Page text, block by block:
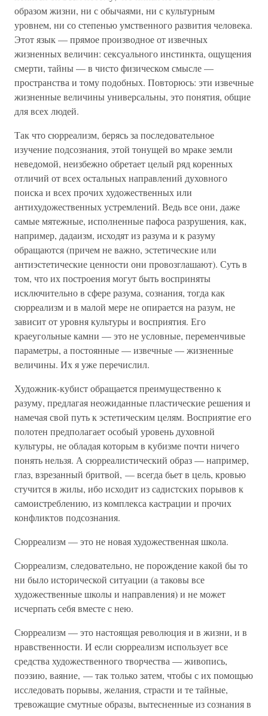
образом жизни, ни с обычаями, ни с культурным
уровнем, ни со степенью умственного развития человека.
Этот язык — прямое производное от извечных
жизненных величин: сексуального инстинкта, ощущения
смерти, тайны — в чисто физическом смысле —
пространства и тому подобных. Повторюсь: эти извечные
жизненные величины универсальны, это понятия, общие
для всех людей.
Так что сюрреализм, берясь за последовательное
изучение подсознания, этой тонущей во мраке земли
неведомой, неизбежно обретает целый ряд коренных
отличий от всех остальных направлений духовного
поиска и всех прочих художественных или
антихудожественных устремлений. Ведь все они, даже
самые мятежные, исполненные пафоса разрушения, как,
например, дадаизм, исходят из разума и к разуму
обращаются (причем не важно, эстетические или
антиэстетические ценности они провозглашают). Суть в
том, что их построения могут быть восприняты
исключительно в сфере разума, сознания, тогда как
сюрреализм и в малой мере не опирается на разум, не
зависит от уровня культуры и восприятия. Его
краеугольные камни — это не условные, переменчивые
параметры, а постоянные — извечные — жизненные
величины. Их я уже перечислил.
Художник-кубист обращается преимущественно к
разуму, предлагая неожиданные пластические решения и
намечая свой путь к эстетическим целям. Восприятие его
полотен предполагает особый уровень духовной
культуры, не обладая которым в кубизме почти ничего
понять нельзя. А сюрреалистический образ — например,
глаз, взрезанный бритвой, — всегда бьет в цель, кровью
стучится в жилы, ибо исходит из садистских порывов к
самоистреблению, из комплекса кастрации и прочих
конфликтов подсознания.
Сюрреализм — это не новая художественная школа.
Сюрреализм, следовательно, не порождение какой бы то
ни было исторической ситуации (а таковы все
художественные школы и направления) и не может
исчерпать себя вместе с нею.
Сюрреализм — это настоящая революция и в жизни, и в
нравственности. И если сюрреализм использует все
средства художественного творчества — живопись,
поэзию, ваяние, — так только затем, чтобы с их помощью
исследовать порывы, желания, страсти и те тайные,
тревожащие смутные образы, вытесненные из сознания в